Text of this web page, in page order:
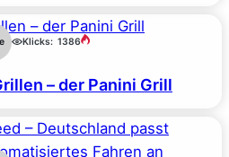
Klicks: 1386
– der Panini Grill